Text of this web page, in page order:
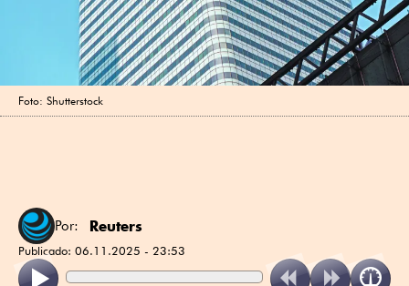
Foto: Shutterstock
Por: Reuters
Publicado: 06.11.2025 - 23:53